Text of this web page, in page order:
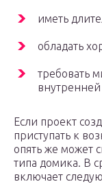
иметь
обладать
требовать
Если проект
приступать к
опять же может
типа домика. В
включает